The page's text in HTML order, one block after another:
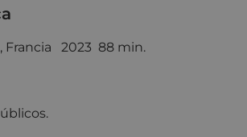
Francia 2023 88 min.